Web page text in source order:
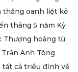
thắng oanh liệt kẻ
tháng 5 năm Kỷ
Thượng hoàng từ
Anh Tông
tất cả triều đình về